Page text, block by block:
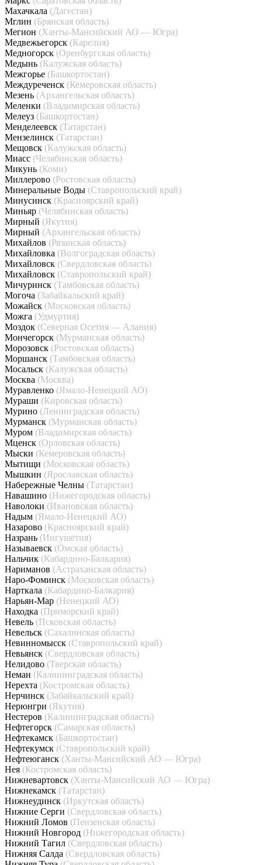
Махачкала (Дагестан)
Мглин (Брянская область)
Мегион (Ханты-Мансийский АО — Югра)
Медвежьегорск (Карелия)
Медногорск (Оренбургская область)
Медынь (Калужская область)
Межгорье (Башкортостан)
Междуреченск (Кемеровская область)
Мезень (Архангельская область)
Меленки (Владимирская область)
Мелеуз (Башкортостан)
Менделеевск (Татарстан)
Мензелинск (Татарстан)
Мещовск (Калужская область)
Миасс (Челябинская область)
Микунь (Коми)
Миллерово (Ростовская область)
Минеральные Воды (Ставропольский край)
Минусинск (Красноярский край)
Миньяр (Челябинская область)
Мирный (Якутия)
Мирный (Архангельская область)
Михайлов (Рязанская область)
Михайловка (Волгоградская область)
Михайловск (Свердловская область)
Михайловск (Ставропольский край)
Мичуринск (Тамбовская область)
Могоча (Забайкальский край)
Можайск (Московская область)
Можга (Удмуртия)
Моздок (Северная Осетия — Алания)
Мончегорск (Мурманская область)
Морозовск (Ростовская область)
Моршанск (Тамбовская область)
Мосальск (Калужская область)
Москва (Москва)
Муравленко (Ямало-Ненецкий АО)
Мураши (Кировская область)
Мурино (Ленинградская область)
Мурманск (Мурманская область)
Муром (Владимирская область)
Мценск (Орловская область)
Мыски (Кемеровская область)
Мытищи (Московская область)
Мышкин (Ярославская область)
Набережные Челны (Татарстан)
Навашино (Нижегородская область)
Наволоки (Ивановская область)
Надым (Ямало-Ненецкий АО)
Назарово (Красноярский край)
Назрань (Ингушетия)
Называевск (Омская область)
Нальчик (Кабардино-Балкария)
Нариманов (Астраханская область)
Наро-Фоминск (Московская область)
Нарткала (Кабардино-Балкария)
Нарьян-Мар (Ненецкий АО)
Находка (Приморский край)
Невель (Псковская область)
Невельск (Сахалинская область)
Невинномысск (Ставропольский край)
Невьянск (Свердловская область)
Нелидово (Тверская область)
Неман (Калининградская область)
Нерехта (Костромская область)
Нерчинск (Забайкальский край)
Нерюнгри (Якутия)
Нестеров (Калининградская область)
Нефтегорск (Самарская область)
Нефтекамск (Башкортостан)
Нефтекумск (Ставропольский край)
Нефтеюганск (Ханты-Мансийский АО — Югра)
Нея (Костромская область)
Нижневартовск (Ханты-Мансийский АО — Югра)
Нижнекамск (Татарстан)
Нижнеудинск (Иркутская область)
Нижние Серги (Свердловская область)
Нижний Ломов (Пензенская область)
Нижний Новгород (Нижегородская область)
Нижний Тагил (Свердловская область)
Нижняя Салда (Свердловская область)